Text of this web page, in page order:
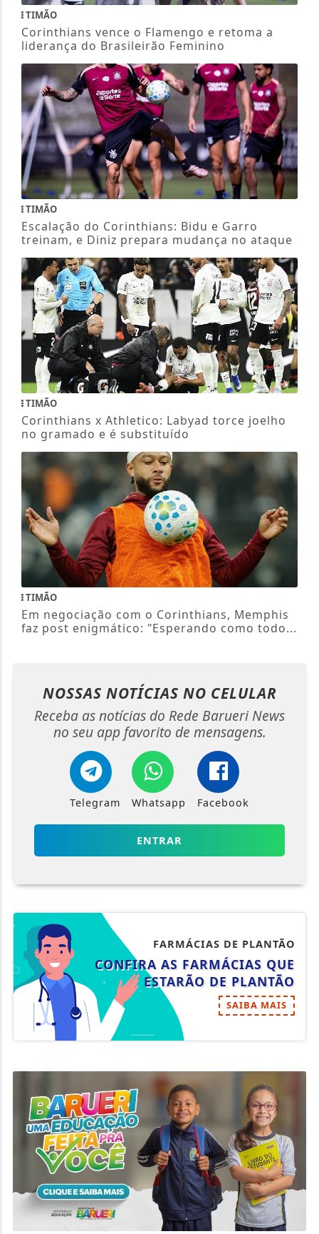
TIMÃO
Corinthians vence o Flamengo e retoma a
liderança do Brasileirão Feminino
TIMÃO
Escalação do Corinthians: Bidu e Garro
treinam, e Diniz prepara mudança no ataque
TIMÃO
Corinthians x Athletico: Labyad torce joelho
no gramado e é substituído
TIMÃO
Em negociação com o Corinthians, Memphis
faz post enigmático: "Esperando como todo...
NOSSAS NOTÍCIAS NO CELULAR
Receba as notícias do Rede Barueri News
no seu app favorito de mensagens.
Telegram Whatsapp Facebook
ENTRAR
FARMÁCIAS DE PLANTÃO
CONFIRA AS FARMÁCIAS QUE
ESTARÃO DE PLANTÃO
SAIBA MAIS